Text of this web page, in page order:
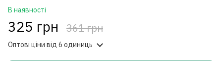
В наявності
325 грн 361 грн
Оптові ціни від 6 одиниць